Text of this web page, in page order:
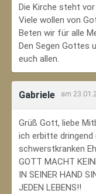
Die Kirche steht
Viele wollen von
Beten wir für alle
Den Segen Gottes
euch allen.
Gabriele am
Grüß Gott, liebe
ich erbitte dringend
schwerstkranken
GOTT MACHT
IN SEINER HAND
JEDEN LEBENS!!